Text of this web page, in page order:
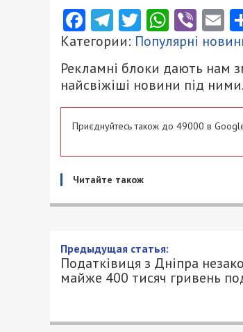
Facebook
Telegram
Twitter
Категории: Популярні
Рекламні блоки дають нам
найсвіжіші новини під ними.
Приєднуйтесь також до 49000 в
Читайте також
Податківиця з
гривень податку
2/07/2026 - 12:00